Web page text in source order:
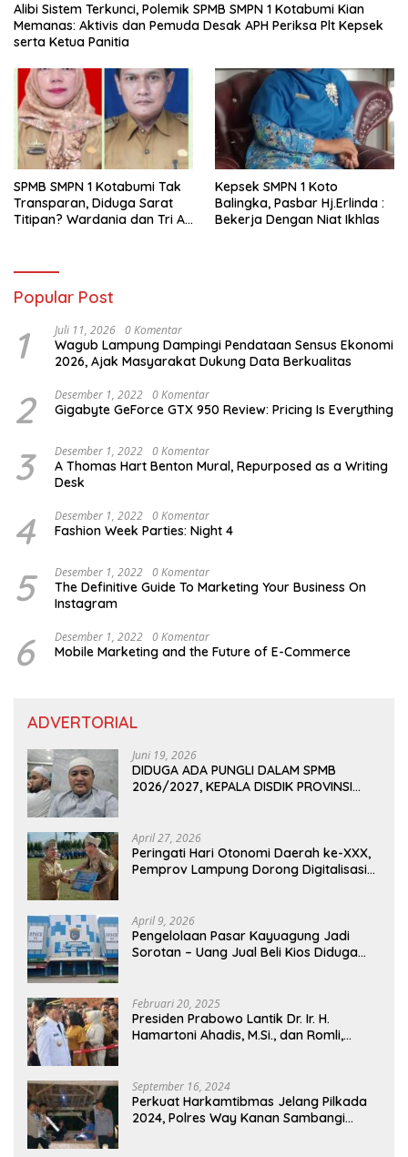
Alibi Sistem Terkunci, Polemik SPMB SMPN 1 Kotabumi Kian
Memanas: Aktivis dan Pemuda Desak APH Periksa Plt Kepsek
serta Ketua Panitia
SPMB SMPN 1 Kotabumi Tak
Transparan, Diduga Sarat
Titipan? Wardania dan Tri Aji
Kepsek SMPN 1 Koto
Balingka, Pasbar Hj.Erlinda :
Bekerja Dengan Niat Ikhlas
Popular Post
1 Juli 11, 2026 0 Komentar
Wagub Lampung Dampingi Pendataan Sensus Ekonomi
2026, Ajak Masyarakat Dukung Data Berkualitas
2 Desember 1, 2022 0 Komentar
Gigabyte GeForce GTX 950 Review: Pricing Is Everything
3 Desember 1, 2022 0 Komentar
A Thomas Hart Benton Mural, Repurposed as a Writing
Desk
4 Desember 1, 2022 0 Komentar
Fashion Week Parties: Night 4
5 Desember 1, 2022 0 Komentar
The Definitive Guide To Marketing Your Business On
Instagram
6 Desember 1, 2022 0 Komentar
Mobile Marketing and the Future of E-Commerce
ADVERTORIAL
Juni 19, 2026
DIDUGA ADA PUNGLI DALAM SPMB
2026/2027, KEPALA DISDIK PROVINSI
April 27, 2026
Peringati Hari Otonomi Daerah ke-XXX,
Pemprov Lampung Dorong Digitalisasi
April 9, 2026
Pengelolaan Pasar Kayuagung Jadi
Sorotan – Uang Jual Beli Kios Diduga
Februari 20, 2025
Presiden Prabowo Lantik Dr. Ir. H.
Hamartoni Ahadis, M.Si., dan Romli,
2025-2030 Di Istana Negara
September 16, 2024
Perkuat Harkamtibmas Jelang Pilkada
2024, Polres Way Kanan Sambangi